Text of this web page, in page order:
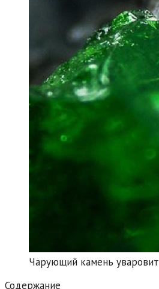
Чарующий камень уваровит
Содержание